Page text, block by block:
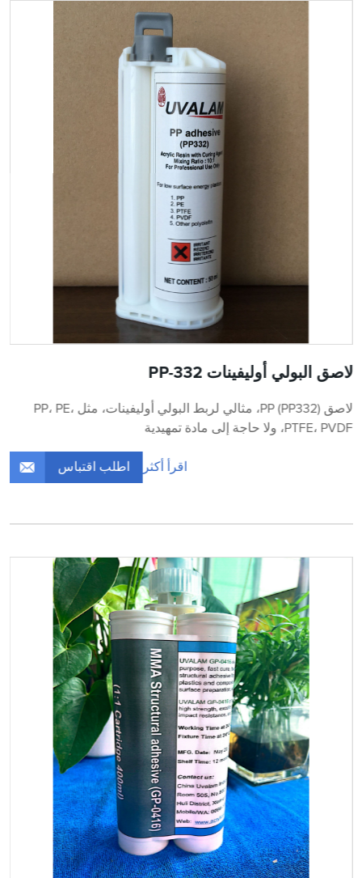
لاصق البولي أوليفينات PP-332
لاصق PP (PP332)، مثالي لربط البولي أوليفينات، مثل PP، PE،
PTFE، PVDF، ولا حاجة إلى مادة تمهيدية
اقرأ أكثر اطلب اقتباس